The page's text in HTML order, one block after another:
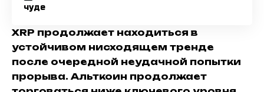
чуде
XRP продолжает находиться в
устойчивом нисходящем тренде
после очередной неудачной попытки
прорыва. Альткоин продолжает